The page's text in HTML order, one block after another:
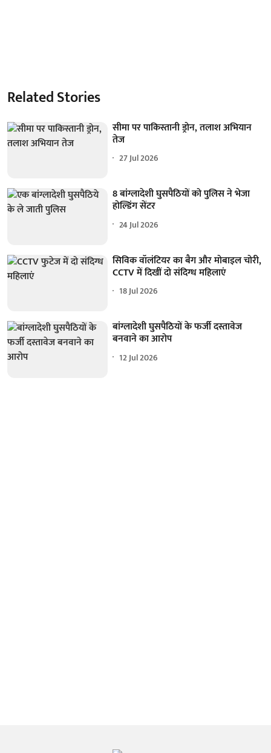
Related Stories
सीमा पर पाकिस्तानी ड्रोन, तलाश अभियान
तेज
27 Jul 2026
8 बांग्लादेशी घुसपैठियों को पुलिस ने भेजा
होल्डिंग सेंटर
24 Jul 2026
सिविक वॉलंटियर का बैग और मोबाइल चोरी,
CCTV में दिखीं दो संदिग्ध महिलाएं
18 Jul 2026
बांग्लादेशी घुसपैठियों के फर्जी दस्तावेज
बनवाने का आरोप
12 Jul 2026